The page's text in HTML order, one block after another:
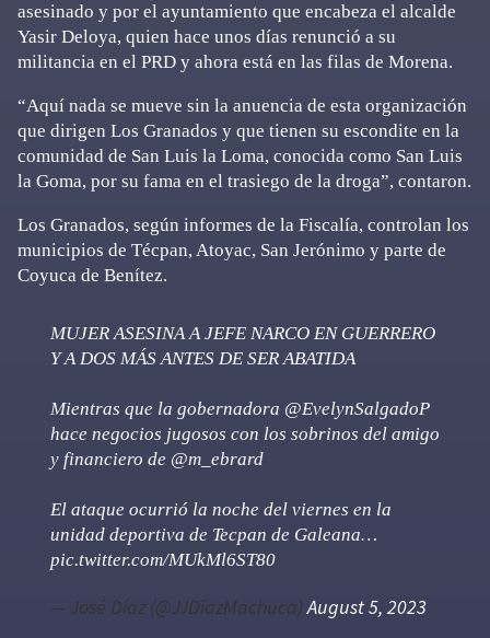
asesinado y por el ayuntamiento que encabeza el alcalde
Yasir Deloya, quien hace unos días renunció a su
militancia en el PRD y ahora está en las filas de Morena.
“Aquí nada se mueve sin la anuencia de esta organización
que dirigen Los Granados y que tienen su escondite en la
comunidad de San Luis la Loma, conocida como San Luis
la Goma, por su fama en el trasiego de la droga”, contaron.
Los Granados, según informes de la Fiscalía, controlan los
municipios de Técpan, Atoyac, San Jerónimo y parte de
Coyuca de Benítez.
MUJER ASESINA A JEFE NARCO EN GUERRERO
Y A DOS MÁS ANTES DE SER ABATIDA
Mientras que la gobernadora @EvelynSalgadoP
hace negocios jugosos con los sobrinos del amigo
y financiero de @m_ebrard
El ataque ocurrió la noche del viernes en la
unidad deportiva de Tecpan de Galeana…
pic.twitter.com/MUkMl6ST80
— José Díaz (@JJDiazMachuca)August 5, 2023